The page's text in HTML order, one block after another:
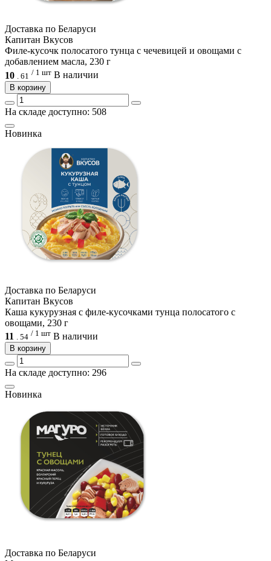
Доcтавка по Беларуси
Капитан Вкусов
Филе-кусочк полосатого тунца с чечевицей и овощами с
добавлением масла, 230 г
10
61 / 1 шт В наличии
В корзину
На складе доступно: 508
Новинка
Доcтавка по Беларуси
Капитан Вкусов
Каша кукурузная с филе-кусочками тунца полосатого с
овощами, 230 г
11
54 / 1 шт В наличии
В корзину
На складе доступно: 296
Новинка
Доcтавка по Беларуси